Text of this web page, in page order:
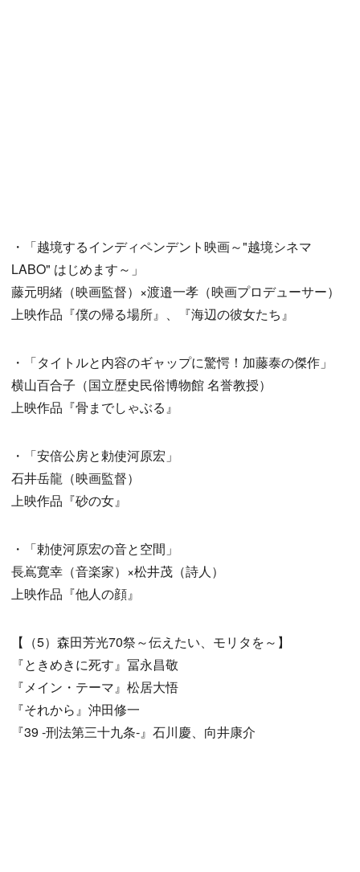
・「越境するインディペンデント映画～"越境シネマ
LABO" はじめます～」
藤元明緒（映画監督）×渡邉一孝（映画プロデューサー）
上映作品『僕の帰る場所』、『海辺の彼女たち』
・「タイトルと内容のギャップに驚愕！加藤泰の傑作」
横山百合子（国立歴史民俗博物館 名誉教授）
上映作品『骨までしゃぶる』
・「安倍公房と勅使河原宏」
石井岳龍（映画監督）
上映作品『砂の女』
・「勅使河原宏の音と空間」
長嶌寛幸（音楽家）×松井茂（詩人）
上映作品『他人の顔』
【（5）森田芳光70祭～伝えたい、モリタを～】
『ときめきに死す』冨永昌敬
『メイン・テーマ』松居大悟
『それから』沖田修一
『39 -刑法第三十九条-』石川慶、向井康介